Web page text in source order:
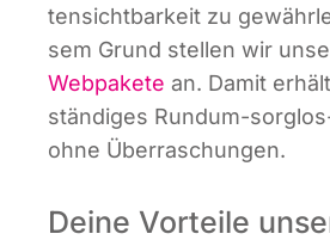
ten­sicht­bar­keit zu
sem Grund stel­len wir
Web­pa­ke­te an. Damit
stän­di­ges Rund­um-
ohne Überraschungen.
Deine Vorteile